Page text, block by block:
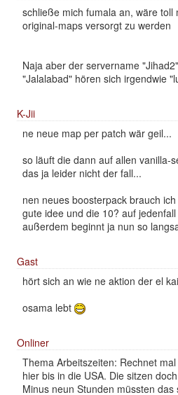
schließe mich fumala an, wäre toll
original-maps versorgt zu werden
Naja aber der servername
"Jalalabad" hören sich irgendwie
K-Jii
ne neue map per patch wär geil...
so läuft die dann auf allen vanilla-
das ja leider nicht der fall...
nen neues boosterpack brauch
gute idee und die 10? auf
außerdem beginnt ja nun so
Gast
hört sich an wie ne aktion der el
osama lebt
Onliner
Thema Arbeitszeiten: Rechnet
hier bis in die USA. Die sitzen
Minus neun Stunden müssten